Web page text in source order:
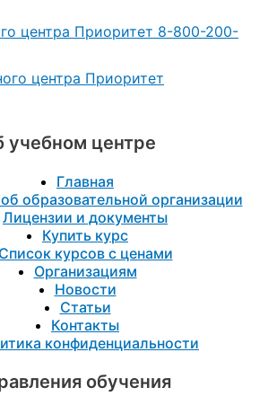
8-800-200-
учебном центре
Главная
образовательной организации
Лицензии и документы
Купить курс
Список курсов с ценами
Организациям
Новости
Статьи
Контакты
конфиденциальности
обучения